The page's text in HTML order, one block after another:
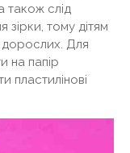
також слід
зірки, тому дітям
Для
на папір
пластилінові